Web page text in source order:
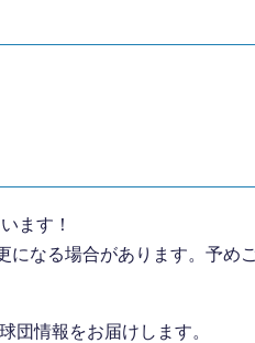
ます！
なる場合があります。予め
団情報をお届けします。